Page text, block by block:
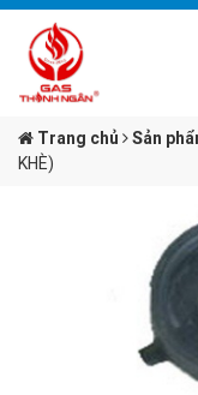
Trang chủ Sản
KHÈ)